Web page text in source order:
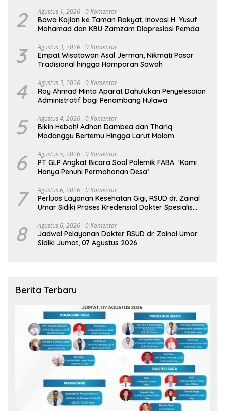
2 Agustus 1, 2026 0 Komentar
Bawa Kajian ke Taman Rakyat, Inovasi H. Yusuf
Mohamad dan KBU Zamzam Diapresiasi Pemda
3 Agustus 3, 2026 0 Komentar
Empat Wisatawan Asal Jerman, Nikmati Pasar
Tradisional hingga Hamparan Sawah
4 Agustus 3, 2026 0 Komentar
Roy Ahmad Minta Aparat Dahulukan Penyelesaian
Administratif bagi Penambang Hulawa
5 Agustus 4, 2026 0 Komentar
Bikin Heboh! Adhan Dambea dan Thariq
Modanggu Bertemu Hingga Larut Malam
6 Agustus 5, 2026 0 Komentar
PT GLP Angkat Bicara Soal Polemik FABA: ‘Kami
Hanya Penuhi Permohonan Desa’
7 Agustus 6, 2026 0 Komentar
Perluas Layanan Kesehatan Gigi, RSUD dr. Zainal
Umar Sidiki Proses Kredensial Dokter Spesialis
8 Agustus 6, 2026 0 Komentar
Jadwal Pelayanan Dokter RSUD dr. Zainal Umar
Sidiki Jumat, 07 Agustus 2026
Berita Terbaru